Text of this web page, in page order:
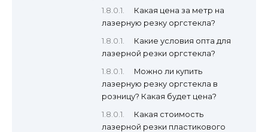
Какая цена за метр на
лазерную резку оргстекла?
Какие условия опта для
лазерной резки оргстекла?
Можно ли купить
лазерную резку оргстекла в
розницу? Какая будет цена?
Какая стоимость
лазерной резки пластикового